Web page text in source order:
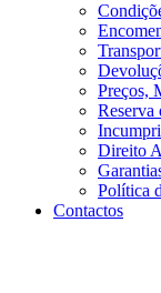
Preços,
Reserva
Direito
Política
Contactos